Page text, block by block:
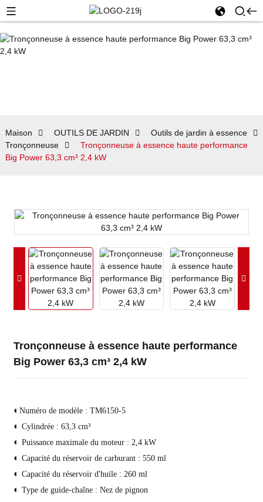
Maison OUTILS DE JARDIN
Outils de jardin à essence
Tronçonneuse
Tronçonneuse à essence haute performance
Big Power 63,3 cm³ 2,4 kW
Tronçonneuse à essence haute performance
Big Power 63,3 cm³ 2,4 kW
◐ Numéro de modèle : TM6150-5
◐ Cylindrée : 63,3 cm³
◐ Puissance maximale du moteur : 2,4 kW
◐ Capacité du réservoir de carburant : 550 ml
◐ Capacité du réservoir d'huile : 260 ml
◐ Type de guide-chaîne : Nez de pignon